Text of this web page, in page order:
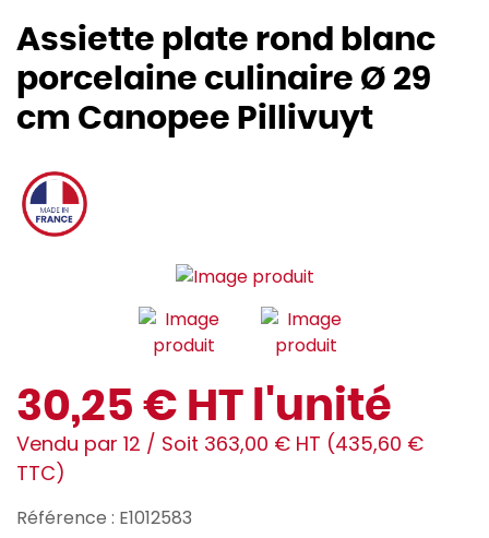
Assiette plate rond blanc
porcelaine culinaire Ø 29
cm Canopee Pillivuyt
30,25 € HT l'unité
Vendu par 12 / Soit 363,00 € HT (435,60 €
TTC)
Référence : E1012583